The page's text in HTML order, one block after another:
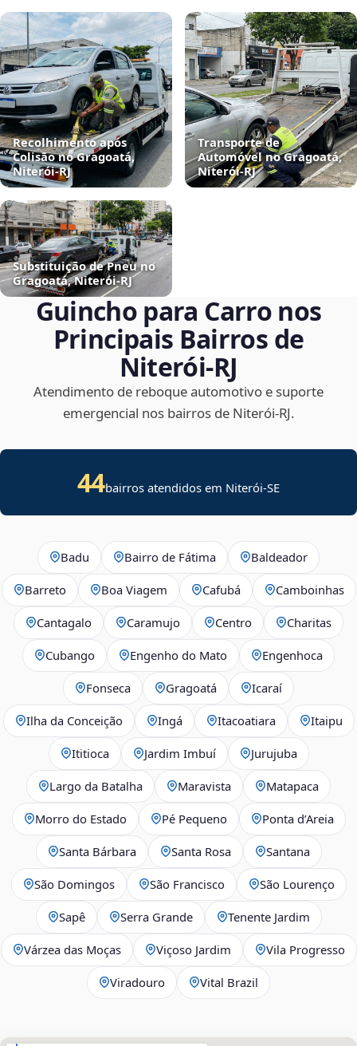
Recolhimento após
Colisão no Gragoatá,
Niterói‑RJ
Transporte de
Automóvel no Gragoatá,
Niterói‑RJ
Substituição de Pneu no
Gragoatá, Niterói‑RJ
Guincho para Carro nos
Principais Bairros de
Niterói‑RJ
Atendimento de reboque automotivo e suporte
emergencial nos bairros de Niterói‑RJ.
44bairros atendidos em Niterói-SE
Badu Bairro de Fátima Baldeador
Barreto Boa Viagem Cafubá Camboinhas
Cantagalo Caramujo Centro Charitas
Cubango Engenho do Mato Engenhoca
Fonseca Gragoatá Icaraí
Ilha da Conceição Ingá Itacoatiara Itaipu
Ititioca Jardim Imbuí Jurujuba
Largo da Batalha Maravista Matapaca
Morro do Estado Pé Pequeno Ponta d’Areia
Santa Bárbara Santa Rosa Santana
São Domingos São Francisco São Lourenço
Sapê Serra Grande Tenente Jardim
Várzea das Moças Viçoso Jardim Vila Progresso
Viradouro Vital Brazil